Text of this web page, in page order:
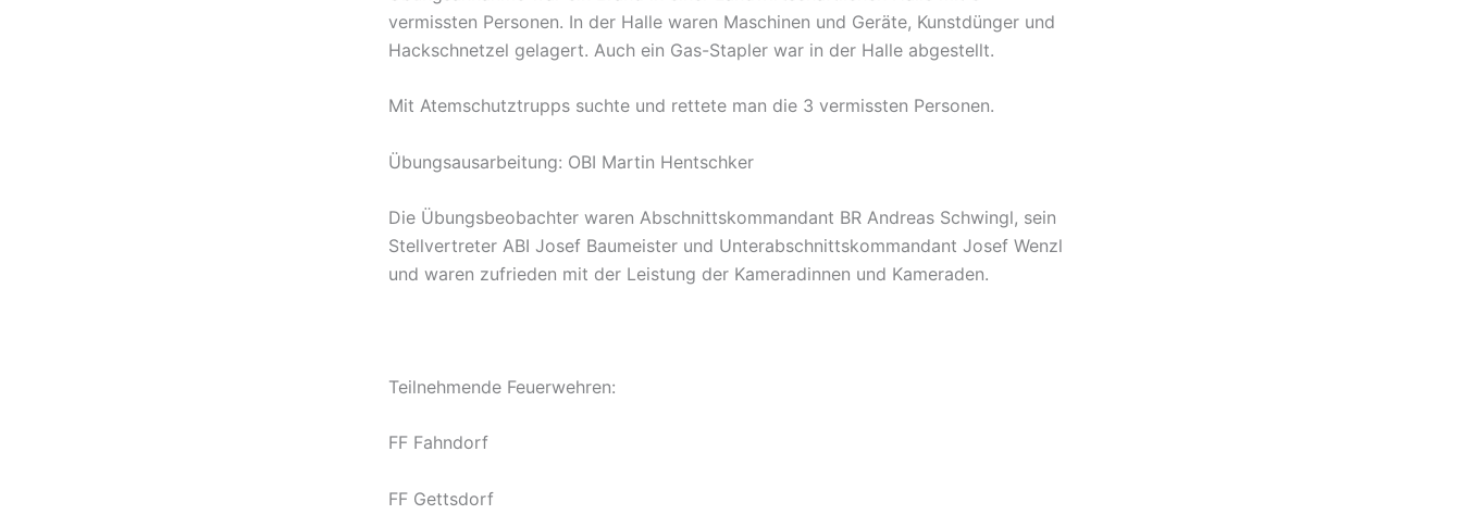
vermissten Personen. In der Halle waren Maschinen und Geräte, Kunstdünger und
Hackschnetzel gelagert. Auch ein Gas-Stapler war in der Halle abgestellt.
Mit Atemschutztrupps suchte und rettete man die 3 vermissten Personen.
Übungsausarbeitung: OBI Martin Hentschker
Die Übungsbeobachter waren Abschnittskommandant BR Andreas Schwingl, sein
Stellvertreter ABI Josef Baumeister und Unterabschnittskommandant Josef Wenzl
und waren zufrieden mit der Leistung der Kameradinnen und Kameraden.
Teilnehmende Feuerwehren:
FF Fahndorf
FF Gettsdorf